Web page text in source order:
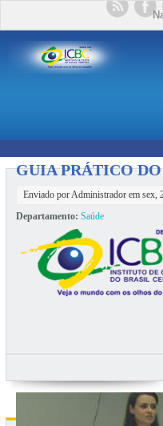
GUIA PRÁTICO
Enviado porAdministrador em sex,
Departamento: Saúde